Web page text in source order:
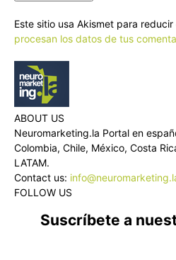
Este sitio usa Akismet para reducir
procesan los datos de tus
ABOUT US
Neuromarketing.la Portal en
Colombia, Chile, México, Costa
LATAM.
Contact us:
FOLLOW US
Suscríbete a